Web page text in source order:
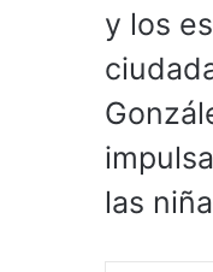
y los
las